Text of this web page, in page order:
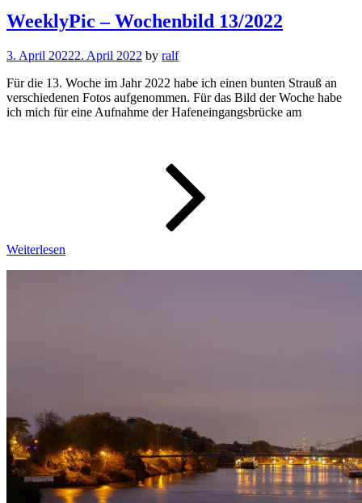
WeeklyPic – Wochenbild 13/2022
3. April 20222. April 2022 by ralf
Für die 13. Woche im Jahr 2022 habe ich einen bunten Strauß an
verschiedenen Fotos aufgenommen. Für das Bild der Woche habe
ich mich für eine Aufnahme der Hafeneingangsbrücke am
Weiterlesen